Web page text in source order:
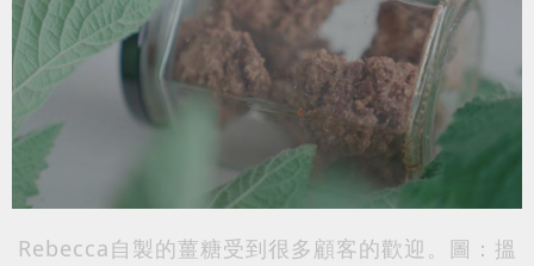
Rebecca自製的薑糖受到很多顧客的歡迎。圖：搵